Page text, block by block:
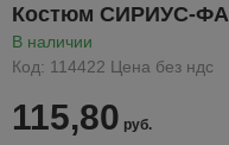
Костюм СИРИУС-
В наличии
Код: 114422 Цена без ндс
115,80 руб.